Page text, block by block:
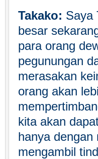
Takako: Saya
besar
para orang
pegunungan
merasakan
orang akan
kita akan
hanya dengan
mengambil